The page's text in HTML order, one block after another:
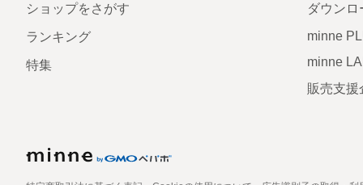
ショップをさがす
ランキング
特集
ダウンロ
minne
minne
販売支援